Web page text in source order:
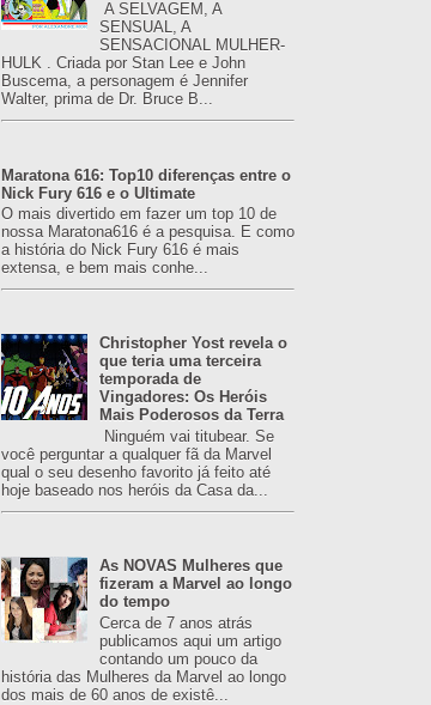
A SELVAGEM, A
SENSUAL, A
SENSACIONAL MULHER-
HULK . Criada por Stan Lee e John
Buscema, a personagem é Jennifer
Walter, prima de Dr. Bruce B...
Maratona 616: Top10 diferenças entre o
Nick Fury 616 e o Ultimate
O mais divertido em fazer um top 10 de
nossa Maratona616 é a pesquisa. E como
a história do Nick Fury 616 é mais
extensa, e bem mais conhe...
Christopher Yost revela o
que teria uma terceira
temporada de
Vingadores: Os Heróis
Mais Poderosos da Terra
Ninguém vai titubear. Se
você perguntar a qualquer fã da Marvel
qual o seu desenho favorito já feito até
hoje baseado nos heróis da Casa da...
As NOVAS Mulheres que
fizeram a Marvel ao longo
do tempo
Cerca de 7 anos atrás
publicamos aqui um artigo
contando um pouco da
história das Mulheres da Marvel ao longo
dos mais de 60 anos de existê...